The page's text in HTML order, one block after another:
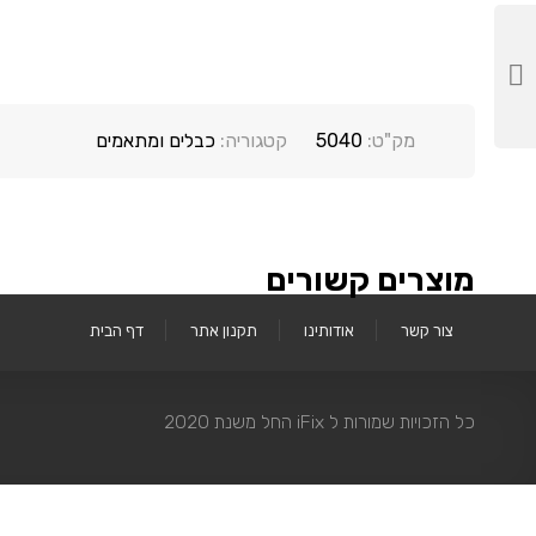
מק"ט: 5040 קטגוריה: כבלים ומתאמים
מוצרים קשורים
דף הבית תקנון אתר אודותינו צור קשר
כל הזכויות שמורות ל iFix החל משנת 2020